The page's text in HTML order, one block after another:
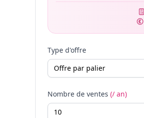
Type d'offre
Nombre de ventes (/ an)